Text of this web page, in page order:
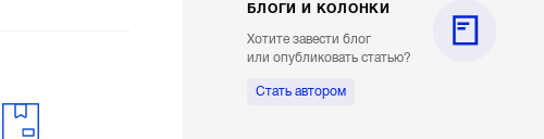
БЛОГИ И КОЛОНКИ
Хотите завести блог
или опубликовать статью?
Стать автором